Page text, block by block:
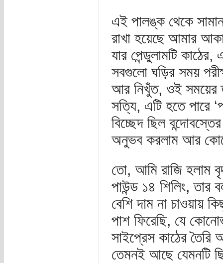
এই পালঙ্ক থেকে
রাখা হয়েছে আমার
যার পেন্ডুলামটি
সবগুলো ঘড়ির সময়
আর নিখুঁত, ওই সময়ের
সত্যি, এটি হতে পারে
বিচ্ছেদ ছিল
অনুভব করলাম আর
তো, আমি রাজি হলাম
পাউন্ড ১৪ শিলিং,
বেশি দাম না চাওয়ায়
পাশ ফিরেছি, যে
সাইপ্রেস কাঠের
তেমনই আছে যেমনটি